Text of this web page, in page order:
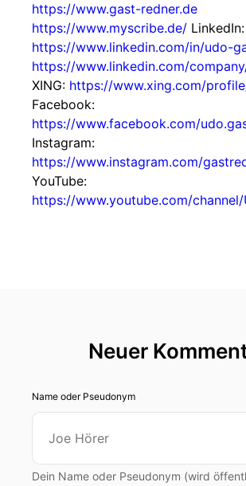
https://www.gast-redner.de
https://www.myscribe.de/ LinkedIn:
https://www.linkedin.com/in/udo-
https://www.linkedin.com/
XING: https://www.xing.com/
Facebook:
https://www.facebook.com/
Instagram:
https://www.instagram.com/
YouTube:
https://www.youtube.com/
Neuer
Name oder Pseudonym
Dein Name oder Pseudonym (wird